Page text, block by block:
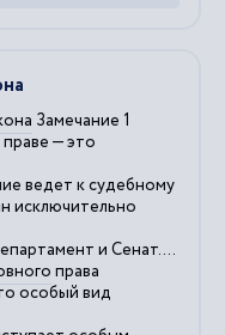
Замечание 1
— это
ведет к судебному
исключительно
и Сенат....
права
особый вид